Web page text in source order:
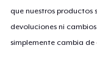
que nuestros productos
devoluciones ni
simplemente cambia de